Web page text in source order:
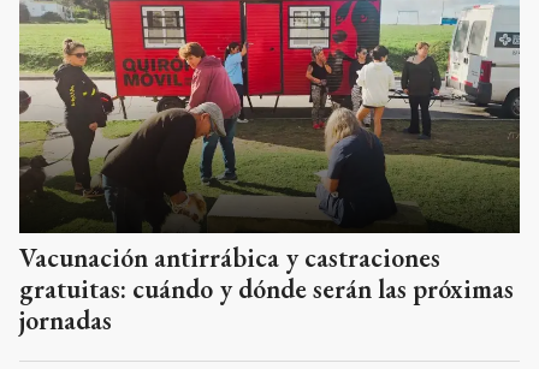
Vacunación antirrábica y castraciones
gratuitas: cuándo y dónde serán las próximas
jornadas